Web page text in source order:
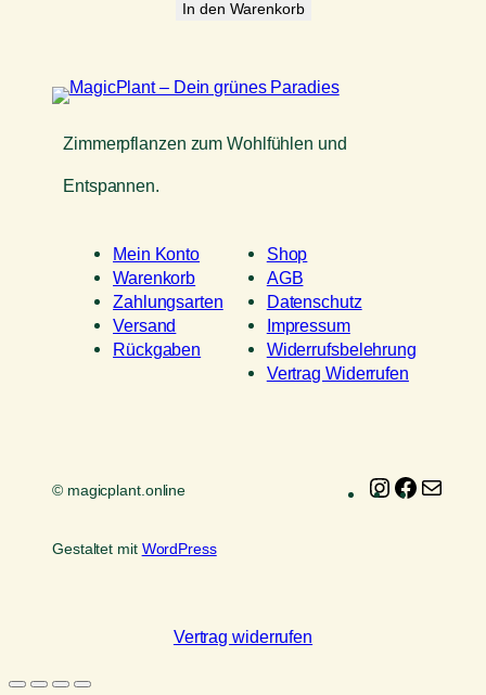
In den Warenkorb
Zimmerpflanzen zum Wohlfühlen und
Entspannen.
Mein Konto
Warenkorb
Zahlungsarten
Versand
Rückgaben
Shop
AGB
Datenschutz
Impressum
Widerrufsbelehrung
Vertrag Widerrufen
© magicplant.online Instagram
Gestaltet mit WordPress
Vertrag widerrufen